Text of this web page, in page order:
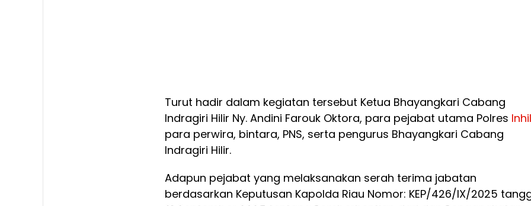
Turut hadir dalam kegiatan tersebut Ketua Bhayangkari Cabang
Indragiri Hilir Ny. Andini Farouk Oktora, para pejabat utama Polres Inhil
para perwira, bintara, PNS, serta pengurus Bhayangkari Cabang
Indragiri Hilir.
Adapun pejabat yang melaksanakan serah terima jabatan
berdasarkan Keputusan Kapolda Riau Nomor: KEP/426/IX/2025